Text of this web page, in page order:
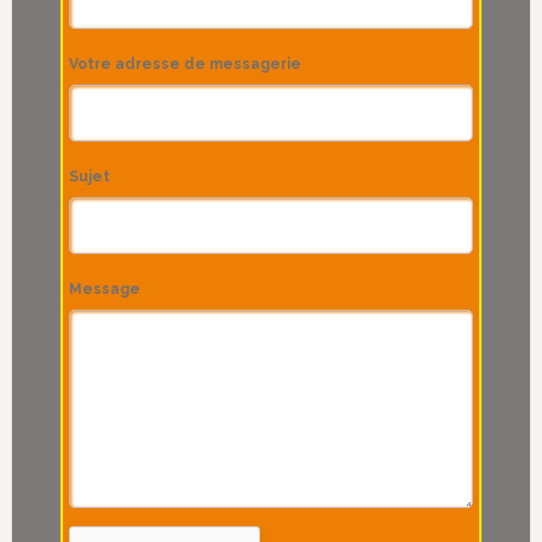
Votre adresse de messagerie
Sujet
Message